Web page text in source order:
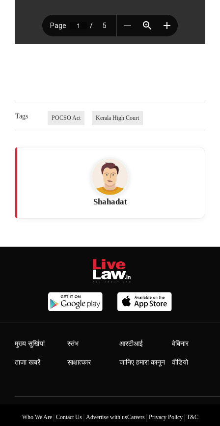
Tags POCSO Act Kerala High Court
Shahadat
मुख्य सुर्खियां
ताजा खबरें
स्तंभ
साक्षात्कार
आरटीआई
जानिए हमारा कानून
वेबिनार
वीडियो
Who We Are| Contact Us| Advertise with usCareers| Privacy Policy| T&C